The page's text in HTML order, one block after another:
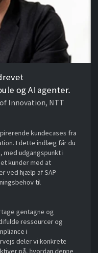
og AI agenter.
Innovation, NTT
kundecases fra
I dette indlæg får du
med udgangspunkt i
kunder med at
ved hjælp af SAP
til
gentagne og
ressourcer og
i
deler vi konkrete
på, hvordan denne